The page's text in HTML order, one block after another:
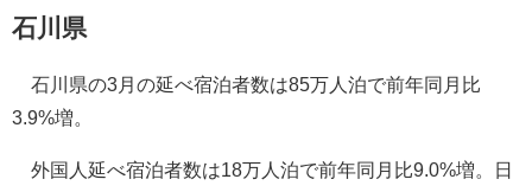
石川県
石川県の3月の延べ宿泊者数は85万人泊で前年同月比
3.9%増。
外国人延べ宿泊者数は18万人泊で前年同月比9.0%増。日